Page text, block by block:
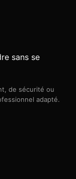
sans se
de sécurité ou
adapté.